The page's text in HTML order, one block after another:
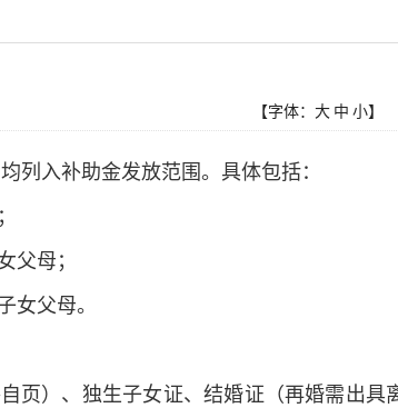
【字体： 大 中 小】
列入补助金发放范围。具体包括：
母；
女父母。
页）、独生子女证、结婚证（再婚需出具